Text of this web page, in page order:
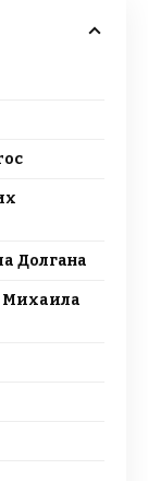
Долгана
Михаила